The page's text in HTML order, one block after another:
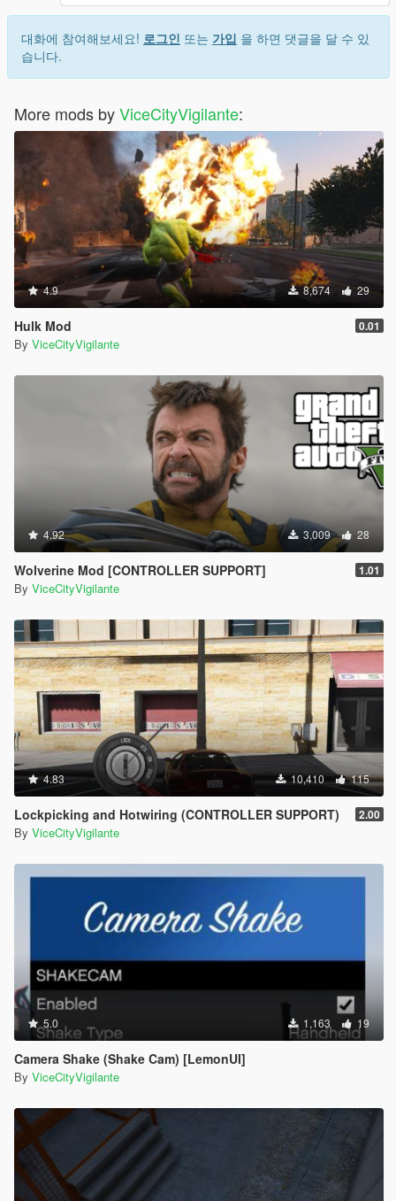
대화에 참여해보세요! 로그인 또는 가입 을 하면 댓글을 달 수 있
습니다.
More mods byViceCityVigilante:
4.9 8,674 29
Hulk Mod 0.01
By ViceCityVigilante
4.92 3,009 28
Wolverine Mod [CONTROLLER SUPPORT] 1.01
By ViceCityVigilante
4.83 10,410 115
Lockpicking and Hotwiring (CONTROLLER SUPPORT) 2.00
By ViceCityVigilante
5.0 1,163 19
Camera Shake (Shake Cam) [LemonUI]
By ViceCityVigilante